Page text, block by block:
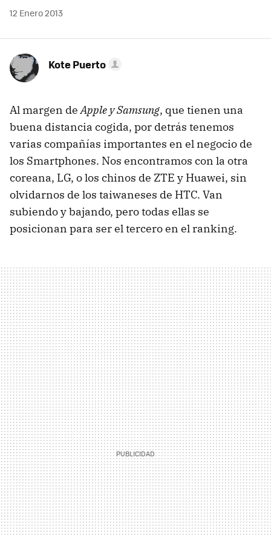
12 Enero 2013
Kote Puerto
Al margen deApple y Samsung, que tienen una
buena distancia cogida, por detrás tenemos
varias compañías importantes en el negocio de
los Smartphones. Nos encontramos con la otra
coreana, LG, o los chinos de ZTE y Huawei, sin
olvidarnos de los taiwaneses de HTC. Van
subiendo y bajando, pero todas ellas se
posicionan para ser el tercero en el ranking.